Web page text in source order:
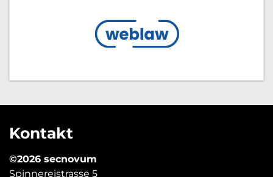
Kontakt
©2026 secnovum
Spinnereistrasse 5